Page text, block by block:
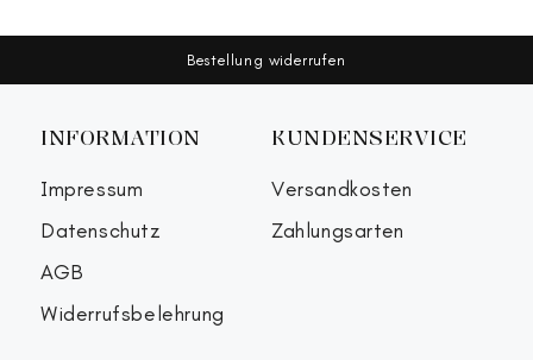
Bestellung widerrufen
INFORMATION
Impressum
Datenschutz
AGB
Widerrufsbelehrung
KUNDENSERVICE
Versandkosten
Zahlungsarten